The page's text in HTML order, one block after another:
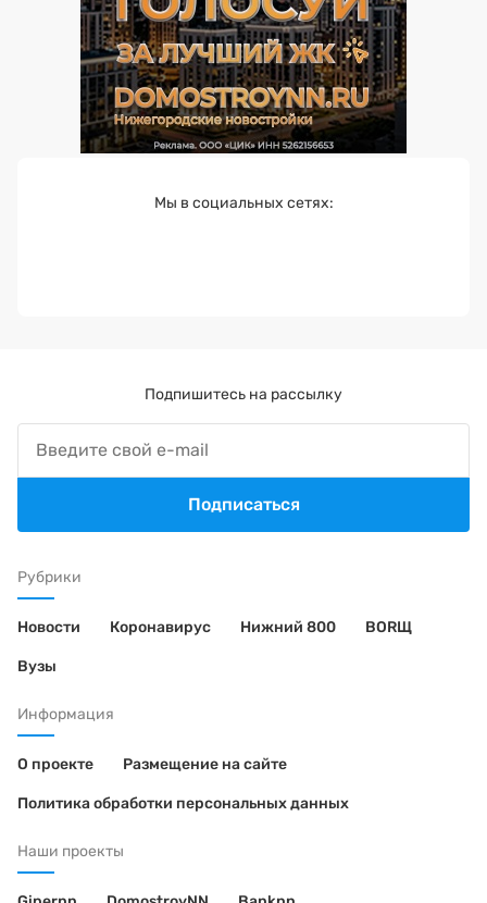
Рубрики
Новости Коронавирус Нижний 800 BORЩ
Вузы
Информация
О проекте Размещение на сайте
Политика обработки персональных данных
Наши проекты
Мы в социальных сетях:
Подпишитесь на рассылку
Подписаться